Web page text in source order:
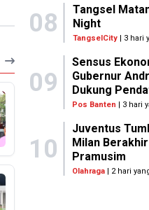
08
Tangsel
Night
TangselCity| 3 hari
09
Sensus
Gubernur
Dukung
Pos Banten | 3 hari
10
Juventus
Milan
Pramusim
Olahraga | 2 hari